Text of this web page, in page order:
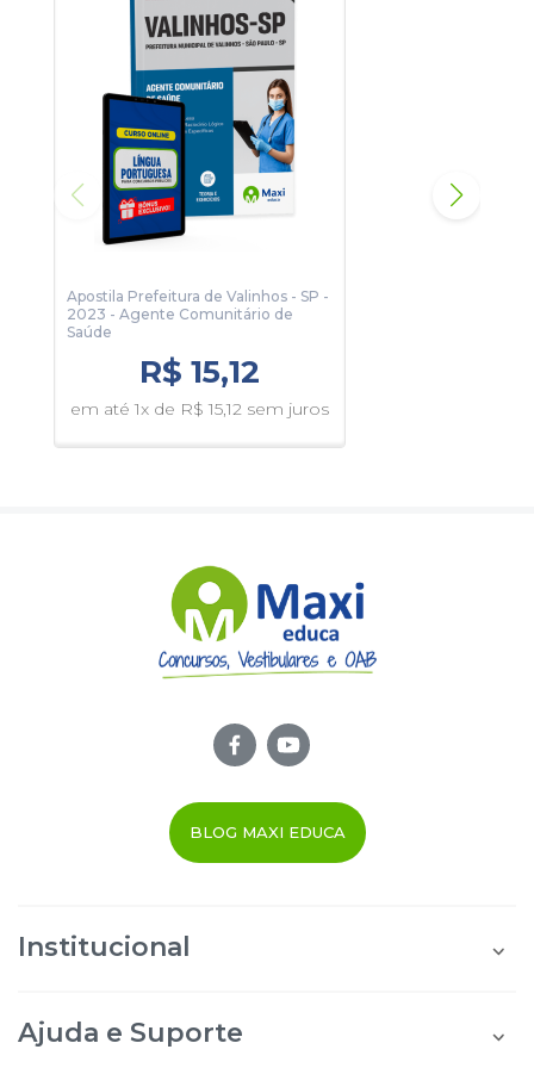
algumas páginas da apostila.
Apostila Prefeitura de Valinhos - SP -
2023 - Agente Comunitário de
Saúde
R$ 15,12
em até 1x de R$ 15,12 sem juros
BLOG MAXI EDUCA
Institucional
Área do Afiliado
Ajuda e Suporte